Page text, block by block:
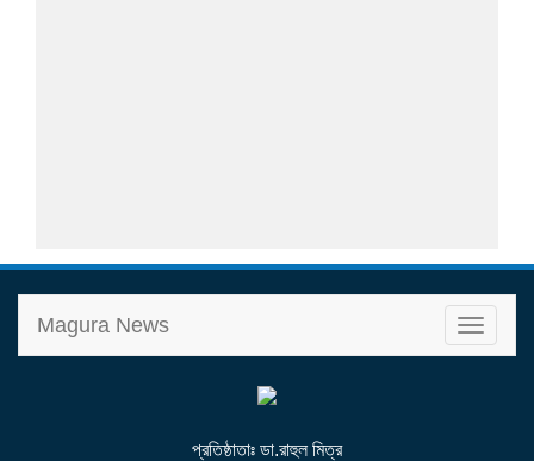
T
o
g
l
Magura News
প্রতিষ্ঠাতাঃ ডা.রাহুল মিত্র